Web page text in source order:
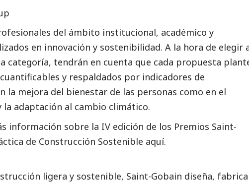
del ámbito institucional, académico y
en innovación y sostenibilidad. A la hora de elegir
categoría, tendrán en cuenta que cada propuesta
y respaldados por indicadores de
la mejora del bienestar de las personas como en el
la adaptación al cambio climático.
información sobre la IV edición de los Premios Saint-
de Construcción Sostenible aquí.
ligera y sostenible, Saint-Gobain diseña,